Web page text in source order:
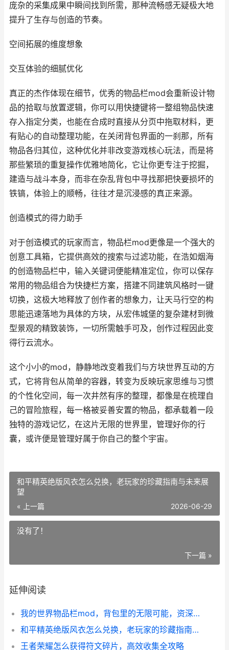
庞杂的采集成果中瞬间找到所需，那种流畅感无疑极大地
提升了生存与创造的节奏。
空间拓展的维度想象
交互体验的细腻优化
真正的杰作体现在细节，优秀的物品栏mod会重新设计物
品的拾取与放置逻辑，你可以用快捷键将一整组物品快速
存入指定分类，也能在合成时直接从分页中拖取材料，更
有贴心的自动整理功能，在关闭背包界面的一刹那，所有
物品各归其位，这种优化并非改变游戏核心玩法，而是将
那些繁琐的重复操作优雅地简化，它让你更专注于挖掘，
建造与战斗本身，而非在杂乱背包中寻找那把快要损坏的
铁镐，体验上的顺畅，往往才是沉浸感的真正来源。
创造模式的得力助手
对于创造模式的玩家而言，物品栏mod更像是一个强大的
创意工具箱，它提供高效的搜索与过滤功能，在浩如烟海
的创造物品栏中，输入关键词便能精准定位，你可以保存
常用的物品组合为快捷栏方案，搭建不同建筑风格时一键
切换，这极大地释放了创作者的想象力，让天马行空的构
思能迅速落地为具体的方块，从宏伟城堡的复杂建材到微
型景观的精致装饰，一切所需触手可及，创作过程因此变
得行云流水。
这个小小的mod，静静地改变着我们与方块世界互动的方
式，它将背包从简单的容器，转变为反映玩家思维与习惯
的个性化空间，每一次井然有序的整理，都像是在梳理自
己的冒险旅程，每一格被妥善安置的物品，都承载着一段
独特的游戏记忆，在这片无限的世界里，管理好你的行
囊，或许便是管理好属于你自己的整个宇宙。
和平精英绝版风衣怎么兑换，老玩家的珍藏指南与未来展
望
« 上一篇 2026-06-29
没有了！
下一篇 »
延伸阅读
我的世界物品栏mod，背包里的无限可能，资深玩家的整理艺术
和平精英绝版风衣怎么兑换，老玩家的珍藏指南与未来展望
王者荣耀怎么获得符文碎片，高效收集全攻略